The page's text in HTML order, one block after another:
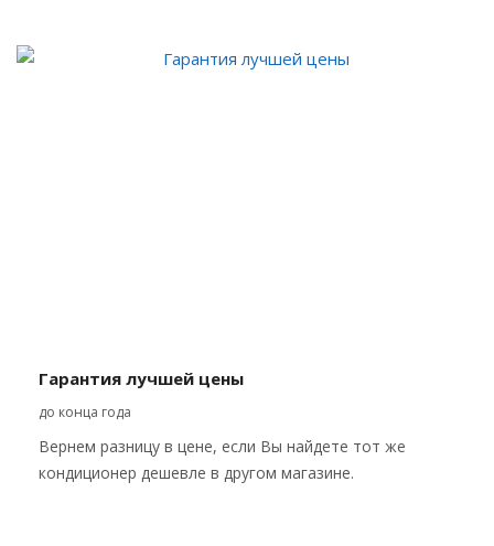
Гарантия лучшей цены
до конца года
Вернем разницу в цене, если Вы найдете тот же
кондиционер дешевле в другом магазине.